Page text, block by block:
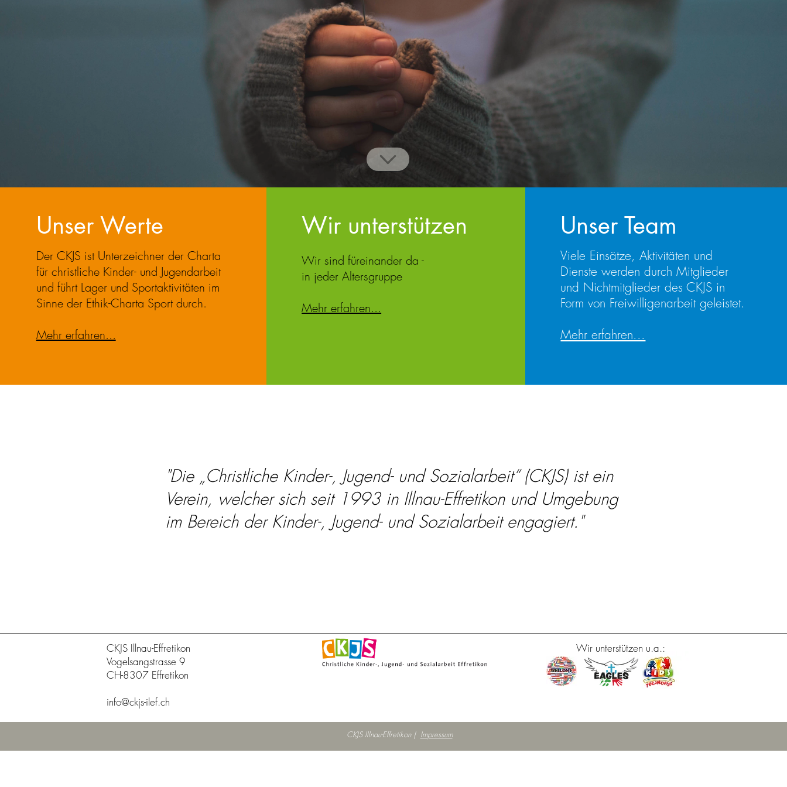
Unser Werte
Der CKJS ist Unterzeichner der Charta
für christliche Kinder- und Jugendarbeit
und führt Lager und Sportaktivitäten im
Sinne der Ethik-Charta Sport durch.
Mehr erfahren...
Wir unterstützen
Wir sind füreinander da -
in jeder Altersgruppe
Mehr erfahren...
Unser Team
Viele Einsätze, Aktivitäten und
Dienste werden durch Mitglieder
und Nichtmitglieder des CKJS in
Form von Freiwilligenarbeit geleistet.
Mehr erfahren...
"Die „Christliche Kinder-, Jugend- und Sozialarbeit“ (CKJS) ist ein
Verein, welcher sich seit 1993 in Illnau-Effretikon und Umgebung
im Bereich der Kinder-, Jugend- und Sozialarbeit engagiert."
CKJS Illnau-Effretikon
Vogelsangstrasse 9
CH-8307 Effretikon
info@ckjs-ilef.ch
Wir unterstützen u.a.:
CKJS Illnau-Effretikon | Impressum